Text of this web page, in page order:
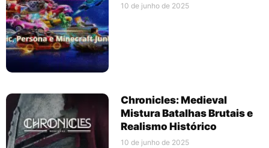
10 de junho de 2025
Chronicles: Medieval
Mistura Batalhas Brutais e
Realismo Histórico
10 de junho de 2025